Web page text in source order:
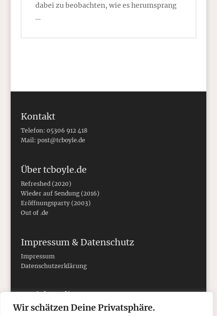
Wir schätzen Deine Privatsphäre.
dabei zu beobachten, wie es herumsprang
…
Kontakt
Telefon: 05306 912 418
Mail: post@tcboyle.de
Über tcboyle.de
Refreshed (2020)
Wieder auf Sendung (2016)
Eröffnungsparty (2003)
Out of .de
Impressum & Datenschutz
Impressum
Datenschutzerklärung
Social Media